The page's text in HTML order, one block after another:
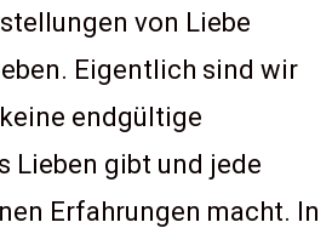
von Liebe
Eigentlich sind wir
endgültige
Lieben gibt und jede
Erfahrungen macht. In